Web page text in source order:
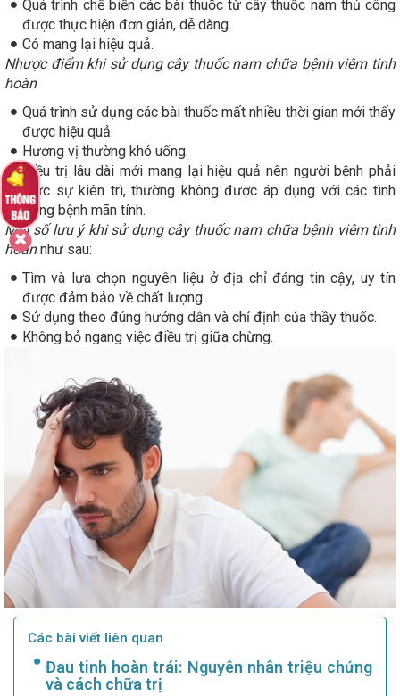
Quá trình chế biến các bài thuốc từ cây thuốc nam thủ công
được thực hiện đơn giản, dễ dàng.
Có mang lại hiệu quả.
Nhược điểm khi sử dụng cây thuốc nam chữa bệnh viêm tinh
hoàn
Quá trình sử dụng các bài thuốc mất nhiều thời gian mới thấy
được hiệu quả.
Hương vị thường khó uống.
Điều trị lâu dài mới mang lại hiệu quả nên người bệnh phải
thực sự kiên trì, thường không được áp dụng với các tình
trạng bệnh mãn tính.
Một số lưu ý khi sử dụng cây thuốc nam chữa bệnh viêm tinh
hoànnhư sau:
Tìm và lựa chọn nguyên liệu ở địa chỉ đáng tin cậy, uy tín
được đảm bảo về chất lượng.
Sử dụng theo đúng hướng dẫn và chỉ định của thầy thuốc.
Không bỏ ngang việc điều trị giữa chừng.
Các bài viết liên quan
Đau tinh hoàn trái: Nguyên nhân triệu chứng
và cách chữa trị